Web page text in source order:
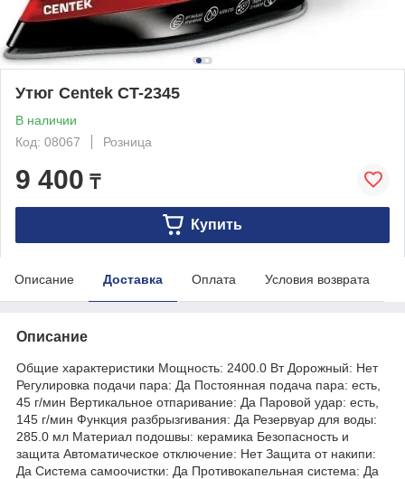
Утюг Centek CT-2345
В наличии
Код: 08067
Розница
9 400 ₸
Купить
Описание Доставка Оплата Условия возврата
Описание
Общие характеристики Мощность: 2400.0 Вт Дорожный: Нет
Регулировка подачи пара: Да Постоянная подача пара: есть,
45 г/мин Вертикальное отпаривание: Да Паровой удар: есть,
145 г/мин Функция разбрызгивания: Да Резервуар для воды:
285.0 мл Материал подошвы: керамика Безопасность и
защита Автоматическое отключение: Нет Защита от накипи:
Да Система самоочистки: Да Противокапельная система: Да